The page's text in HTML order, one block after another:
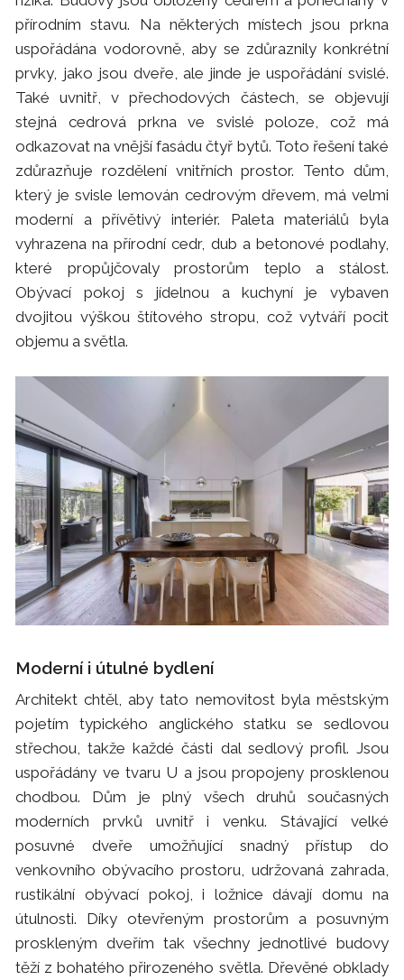
přírodním stavu. Na některých místech jsou prkna
uspořádána vodorovně, aby se zdůraznily konkrétní
prvky, jako jsou dveře, ale jinde je uspořádání svislé.
Také uvnitř, v přechodových částech, se objevují
stejná cedrová prkna ve svislé poloze, což má
odkazovat na vnější fasádu čtyř bytů. Toto řešení také
zdůrazňuje rozdělení vnitřních prostor. Tento dům,
který je svisle lemován cedrovým dřevem, má velmi
moderní a přívětivý interiér. Paleta materiálů byla
vyhrazena na přírodní cedr, dub a betonové podlahy,
které propůjčovaly prostorům teplo a stálost.
Obývací pokoj s jídelnou a kuchyní je vybaven
dvojitou výškou štítového stropu, což vytváří pocit
objemu a světla.
Moderní i útulné bydlení
Architekt chtěl, aby tato nemovitost byla městským
pojetím typického anglického statku se sedlovou
střechou, takže každé části dal sedlový profil. Jsou
uspořádány ve tvaru U a jsou propojeny prosklenou
chodbou. Dům je plný všech druhů současných
moderních prvků uvnitř i venku. Stávající velké
posuvné dveře umožňující snadný přístup do
venkovního obývacího prostoru, udržovaná zahrada,
rustikální obývací pokoj, i ložnice dávají domu na
útulnosti. Díky otevřeným prostorům a posuvným
proskleným dveřím tak všechny jednotlivé budovy
těží z bohatého přirozeného světla. Dřevěné obklady